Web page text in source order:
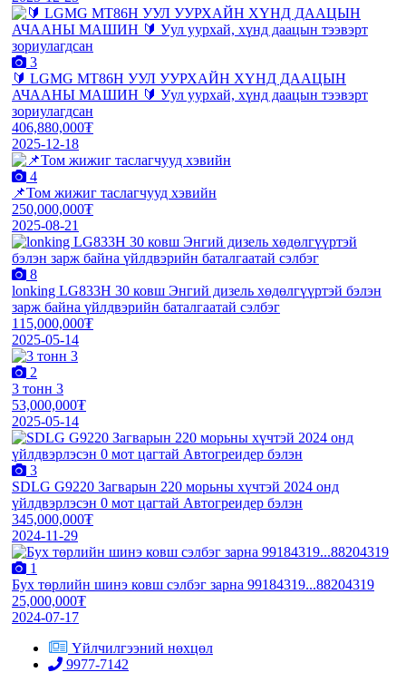
3
🔰 LGMG MT86H УУЛ УУРХАЙН ХҮНД ДААЦЫН
АЧААНЫ МАШИН 🔰 Уул уурхай, хүнд даацын тээвэрт
зориулагдсан
406,880,000₮
2025-12-18
4
📌Том жижиг таслагчууд хэвийн
250,000,000₮
2025-08-21
8
lonking LG833H 30 ковш Энгий дизель хөдөлгүүртэй бэлэн
зарж байна үйлдвэрийн баталгаатай сэлбэг
115,000,000₮
2025-05-14
2
3 тонн 3
53,000,000₮
2025-05-14
3
SDLG G9220 Загварын 220 морьны хүчтэй 2024 онд
үйлдвэрлэсэн 0 мот цагтай Автогреидер бэлэн
345,000,000₮
2024-11-29
1
Бух төрлийн шинэ ковш сэлбэг зарна 99184319...88204319
25,000,000₮
2024-07-17
Үйлчилгээний нөхцөл
9977-7142